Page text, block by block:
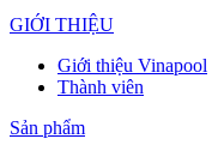
GIỚI THIỆU
Giới thiệu Vinapool
Thành viên
Sản phẩm